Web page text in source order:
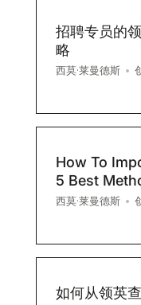
招聘专员的
略
西莫·莱曼德斯 •
How To
5 Best
西莫·莱曼德斯 •
如何从领英